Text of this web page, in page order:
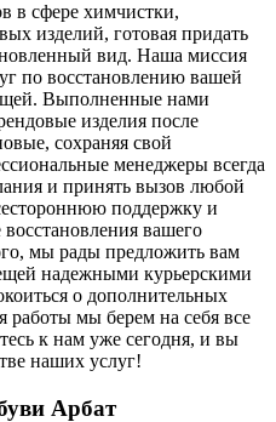
в сфере химчистки,
изделий, готовая придать
вид. Наша миссия
по восстановлению вашей
Выполненные нами
изделия после
сохраняя свой
менеджеры всегда
и принять вызов любой
поддержку и
вашего
мы рады предложить вам
надежными курьерскими
о дополнительных
работы мы берем на себя все
к нам уже сегодня, и вы
наших услуг!
Арбат